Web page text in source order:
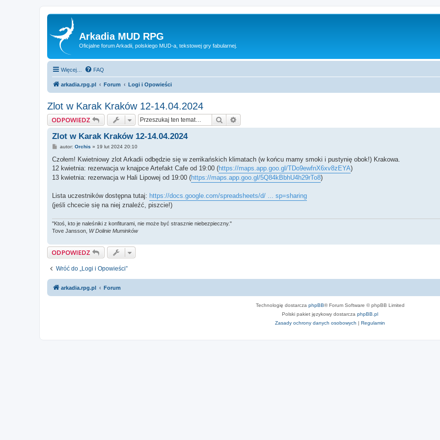
Arkadia MUD RPG
Oficjalne forum Arkadii, polskiego MUD-a, tekstowej gry fabularnej.
Więcej… FAQ
arkadia.rpg.pl Forum Logi i Opowieści
Zlot w Karak Kraków 12-14.04.2024
ODPOWIEDZ Szukaj
Zlot w Karak Kraków 12-14.04.2024
P
s
autor: Orchis » 19 lut 2024 20:10
Czołem! Kwietniowy zlot Arkadii odbędzie się w zerrikańskich klimatach (w końcu mamy smoki i pustynię obok!) Krakowa.
12 kwietnia: rezerwacja w knajpce Artefakt Cafe od 19:00 (https://maps.app.goo.gl/TDo9ewfnX6xv8zEYA)
13 kwietnia: rezerwacja w Hali Lipowej od 19:00 (https://maps.app.goo.gl/5Q84kBbhU4h29rTo8)
Lista uczestników dostępna tutaj: https://docs.google.com/spreadsheets/d/ ... sp=sharing
(jeśli chcecie się na niej znaleźć, piszcie!)
"Ktoś, kto je naleśniki z konfiturami, nie może być strasznie niebezpieczny."
Tove Jansson, W Dolinie Muminków
ODPOWIEDZ
Wróć do „Logi i Opowieści”
arkadia.rpg.pl Forum
Technologię dostarcza phpBB® Forum Software © phpBB Limited
Polski pakiet językowy dostarcza phpBB.pl
Zasady ochrony danych osobowych | Regulamin